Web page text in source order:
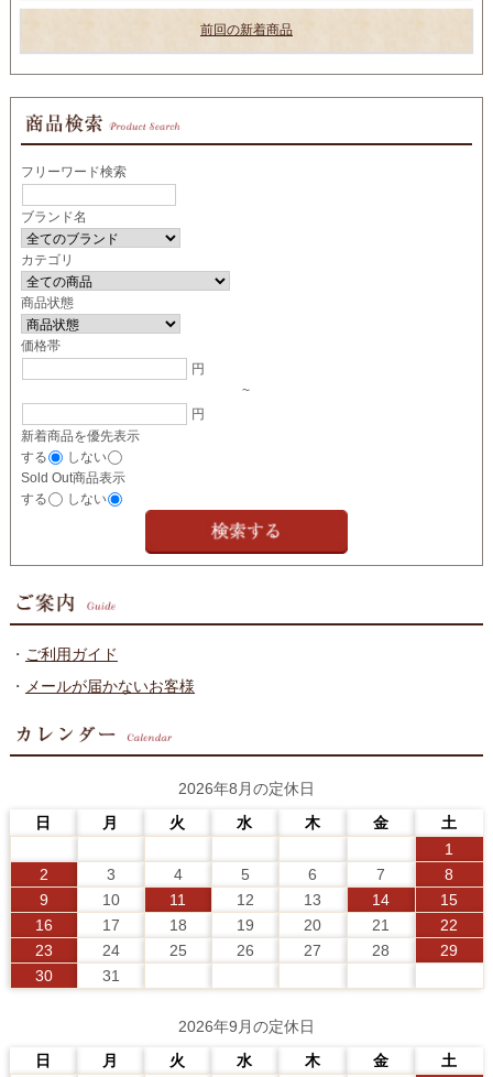
前回の新着商品
フリーワード検索
ブランド名
カテゴリ
商品状態
価格帯
円
~
円
新着商品を優先表示
する
しない
Sold Out商品表示
する
しない
・ ご利用ガイド
・ メールが届かないお客様
2026年8月の定休日
日
月 火 水 木 金
土
1
2
3 4 5 6 7
8
9
10 11 12 13 14
15
16
17 18 19 20 21
22
23
24 25 26 27 28
29
30
31
2026年9月の定休日
日
月 火 水 木 金
土